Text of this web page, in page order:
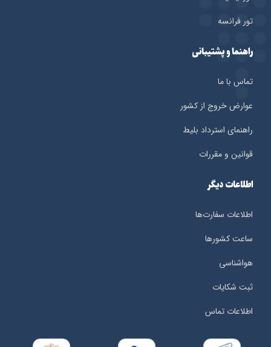
تور فرانسه
راهنما و پشتیبانی
تماس با ما
عوارض خروج از کشور
راهنمای استرداد بلیط
قوانین و مقررات
اطلاعات دیگر
اطلاعات سفارت‌ها
ساعت کشورها
هواشناسی
ثبت شکایات
اطلاعات تماس